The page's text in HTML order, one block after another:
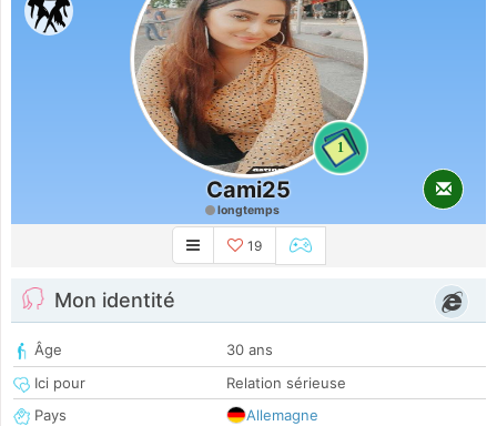
1
Cami25
longtemps
19
Mon identité
Âge
30 ans
Ici pour
Relation sérieuse
Pays
Allemagne